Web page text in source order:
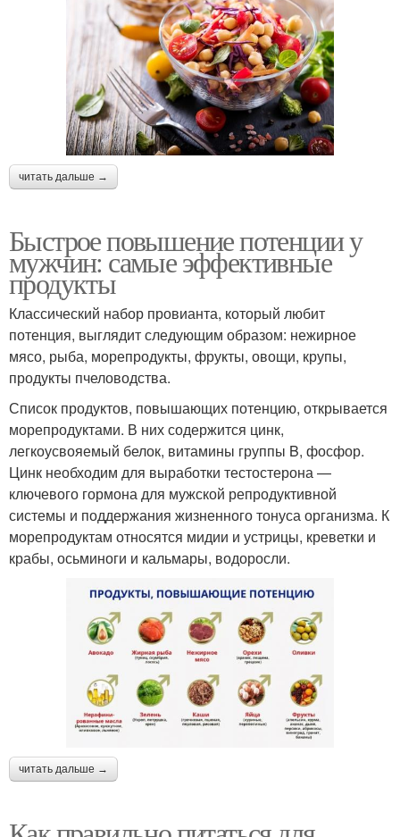
читать дальше →
Быстрое повышение потенции у
мужчин: самые эффективные
продукты
Классический набор провианта, который любит
потенция, выглядит следующим образом: нежирное
мясо, рыба, морепродукты, фрукты, овощи, крупы,
продукты пчеловодства.
Список продуктов, повышающих потенцию, открывается
морепродуктами. В них содержится цинк,
легкоусвояемый белок, витамины группы B, фосфор.
Цинк необходим для выработки тестостерона —
ключевого гормона для мужской репродуктивной
системы и поддержания жизненного тонуса организма. К
морепродуктам относятся мидии и устрицы, креветки и
крабы, осьминоги и кальмары, водоросли.
читать дальше →